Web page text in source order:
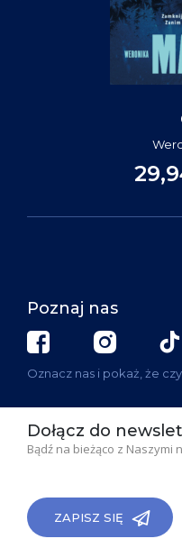
Poznaj nas
Oznacz nas i pokaż, że
Dołącz do
Bądź na bieżąco z Naszymi
ZAPISZ SIĘ